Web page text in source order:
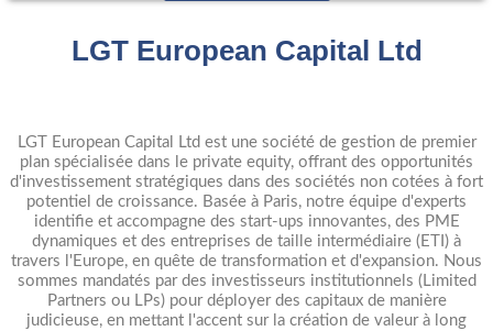
LGT European Capital Ltd
LGT European Capital Ltd est une société de gestion de premier
plan spécialisée dans le private equity, offrant des opportunités
d'investissement stratégiques dans des sociétés non cotées à fort
potentiel de croissance. Basée à Paris, notre équipe d'experts
identifie et accompagne des start-ups innovantes, des PME
dynamiques et des entreprises de taille intermédiaire (ETI) à
travers l'Europe, en quête de transformation et d'expansion. Nous
sommes mandatés par des investisseurs institutionnels (Limited
Partners ou LPs) pour déployer des capitaux de manière
judicieuse, en mettant l'accent sur la création de valeur à long